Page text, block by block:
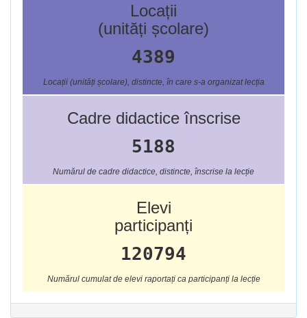
Locații
(unități școlare)
4389
Locații (unități școlare), distincte, în care s-a organizat lecția
Cadre didactice înscrise
5188
Numărul de cadre didactice, distincte, înscrise la lecție
Elevi
participanți
120794
Numărul cumulat de elevi raportați ca participanți la lecție